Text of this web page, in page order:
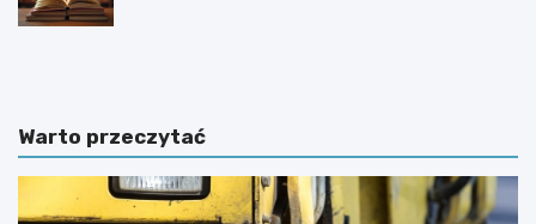
U
y
s
t
6
d
z
i
Warto przeczytać